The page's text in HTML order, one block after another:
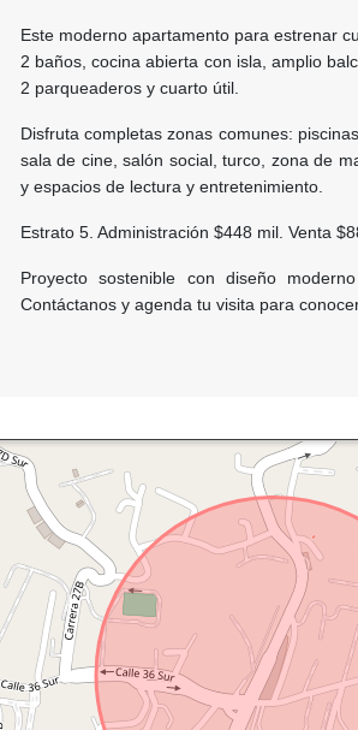
Este moderno apartamento para estrenar
2 baños, cocina abierta con isla, amplio
2 parqueaderos y cuarto útil.
Disfruta completas zonas comunes:
sala de cine, salón social, turco, zona de
y espacios de lectura y entretenimiento.
Estrato 5. Administración $448 mil. Venta
Proyecto sostenible con diseño
Contáctanos y agenda tu visita para